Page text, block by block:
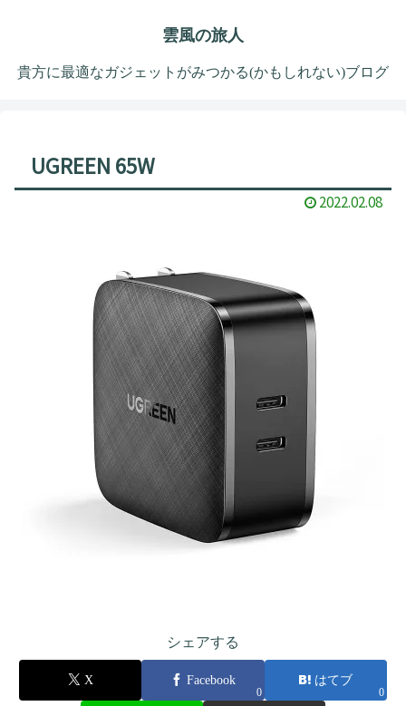
雲風の旅人
貴方に最適なガジェットがみつかる(かもしれない)ブログ
UGREEN 65W
2022.02.08
シェアする
X Facebook
0
はてブ
0